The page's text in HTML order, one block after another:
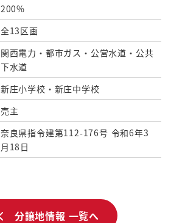
200%
全13区画
関西電力・都市ガス・公営水道・公共
下水道
新庄小学校・新庄中学校
売主
奈良県指令建第112-176号 令和6年3
月18日
分譲地情報 一覧へ